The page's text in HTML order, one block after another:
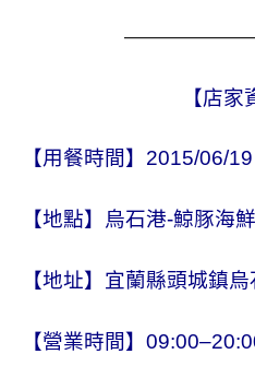
【店家
【用餐時間】2015/06/
【地點】烏石港-鯨豚海
【地址】宜蘭縣頭城鎮
【營業時間】